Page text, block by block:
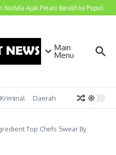
Ajak Petani Beralih ke Pupuk
Main
Menu
Daerah
Top Chefs Swear By